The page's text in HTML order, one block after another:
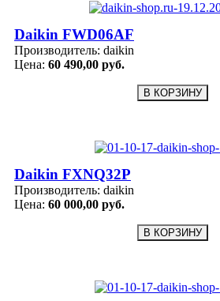
Daikin FWD06AF
Производитель: daikin
Цена: 60 490,00 руб.
Daikin FXNQ32P
Производитель: daikin
Цена: 60 000,00 руб.